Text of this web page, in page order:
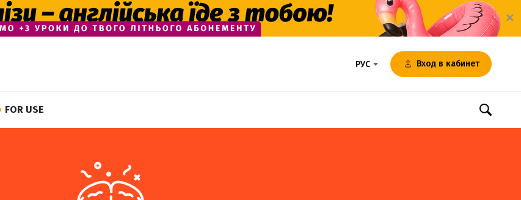
✕
РУС Вход в кабинет
FOR USE